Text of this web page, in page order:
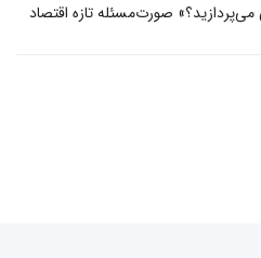
می‌پردازید؟» صورت‌مسئله تازه اقتصاد